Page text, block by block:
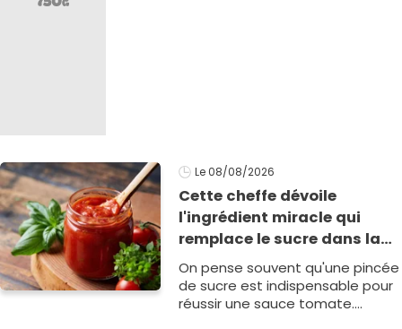
Le 08/08/2026
Cette cheffe dévoile
l'ingrédient miracle qui
remplace le sucre dans la
sauce tomate pour corriger
l’acidité
On pense souvent qu'une pincée
de sucre est indispensable pour
réussir une sauce tomate.